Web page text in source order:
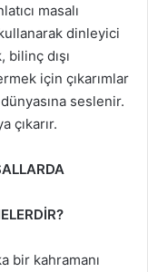
masalı
dinleyici
dışı
için çıkarımlar
seslenir.
çıkarır.
bir kahramanı